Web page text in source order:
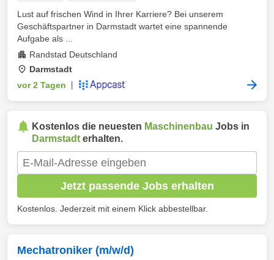
Lust auf frischen Wind in Ihrer Karriere? Bei unserem
Geschäftspartner in Darmstadt wartet eine spannende
Aufgabe als ...
Randstad Deutschland
Darmstadt
vor 2 Tagen
Kostenlos die neuesten Maschinenbau Jobs in
Darmstadt erhalten.
Jetzt passende Jobs erhalten
Kostenlos. Jederzeit mit einem Klick abbestellbar.
Mechatroniker (m/w/d)